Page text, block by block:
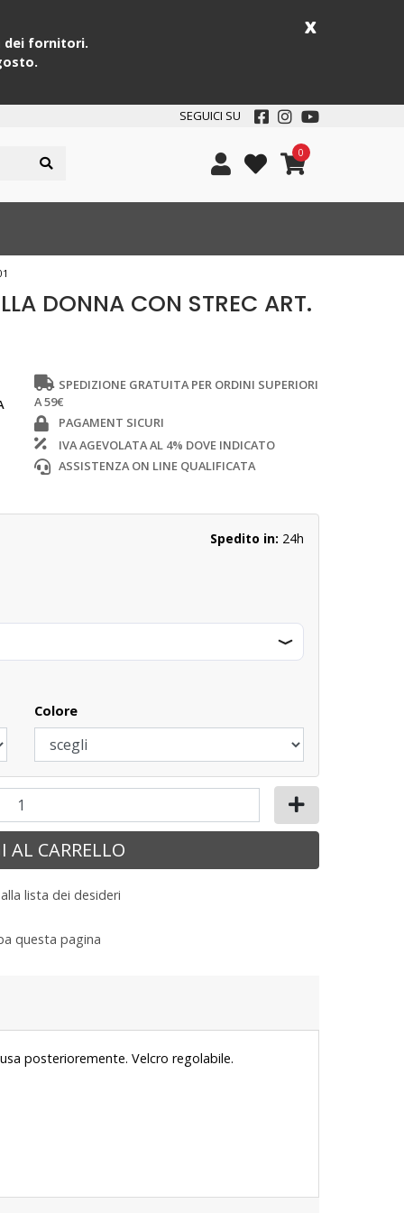
x
dei fornitori.
SEGUICI SU
0
DONNA CON STREC ART.
SPEDIZIONE GRATUITA PER ORDINI SUPERIORI
A 59€
PAGAMENT SICURI
IVA AGEVOLATA AL 4% DOVE INDICATO
ASSISTENZA ON LINE QUALIFICATA
Spedito in: 24h
Colore
AL CARRELLO
lista dei desideri
questa pagina
posterioremente. Velcro regolabile.